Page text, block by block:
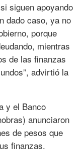
siguen apoyando
dado caso, ya no
porque
mientras
de las finanzas
advirtió la
y el Banco
anunciaron
de pesos que
finanzas.